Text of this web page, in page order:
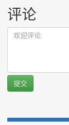
评论
提交